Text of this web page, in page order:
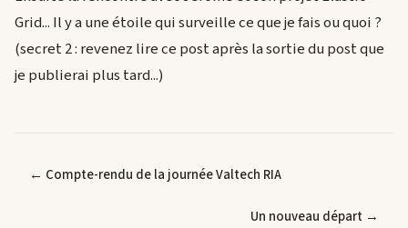
Grid... Il y a une étoile qui surveille ce que je fais ou quoi ?
(secret 2 : revenez lire ce post après la sortie du post que
je publierai plus tard...)
← Compte-rendu de la journée Valtech RIA
Un nouveau départ →